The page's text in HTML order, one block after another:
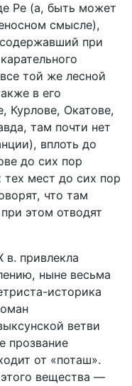
Ре (а, быть может
смысле),
при
той же лесной
в его
Курлове, Окатове,
там почти нет
вплоть до
до сих пор
мест до сих пор
что там
этом отводят
привлекла
ныне весьма
историка
ветви
прозвание
от «поташ».
вещества —